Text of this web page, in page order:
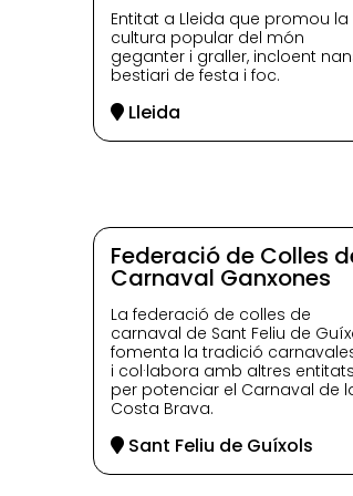
Entitat a Lleida que promou la
cultura popular del món
geganter i graller, incloent
bestiari de festa i foc.
Lleida
Federació de Colles
Carnaval Ganxones
La federació de colles de
carnaval de Sant Feliu de
fomenta la tradició
i col·labora amb altres entitats
per potenciar el Carnaval de
Costa Brava.
Sant Feliu de Guíxols